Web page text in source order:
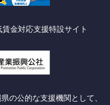
金対応支援特設サイト
の公的な支援機関として、